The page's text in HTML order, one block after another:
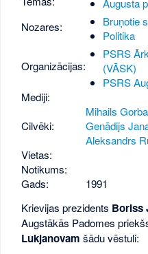
Augusta
Nozares:
Bruņotie
Politika
Organizācijas:
PSRS
(VĀSK)
PSRS
Mediji:
Cilvēki:
Mihails
Genādijs
Aleksandrs
Vietas:
Notikums:
Gads:
1991
Krievijas prezidents Boriss
Augstākās Padomes
Lukjanovam šādu vēstuli: